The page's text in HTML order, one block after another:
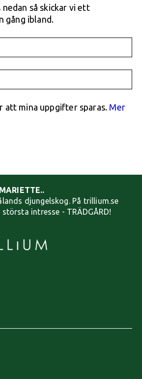
nedan så skickar vi ett
gång ibland.
att mina uppgifter sparas. Mer
djungelskog. På trillium.se
intresse - TRÄDGÅRD!